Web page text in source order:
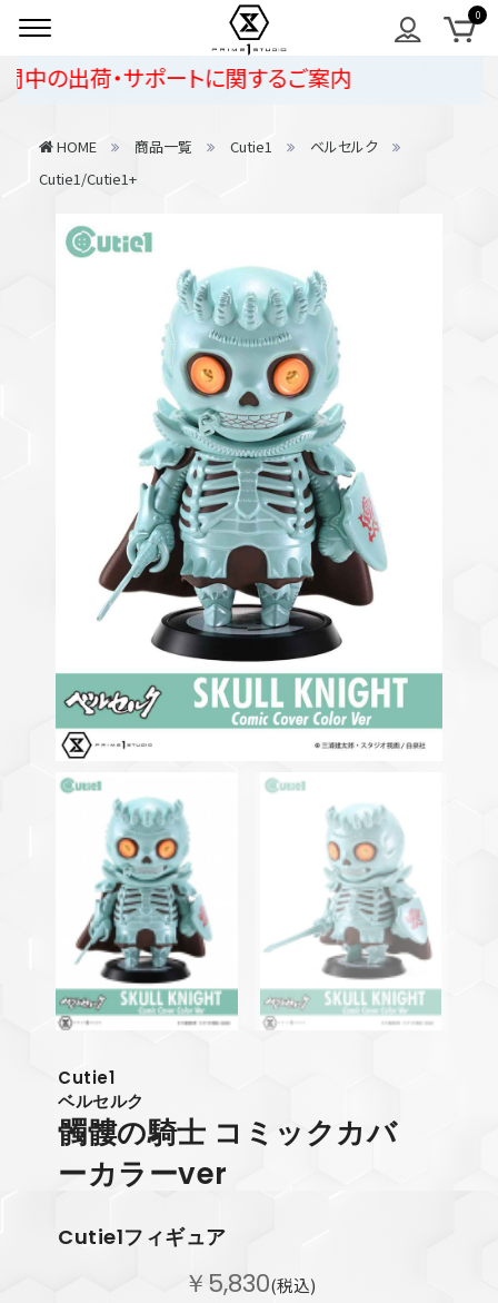
荷・サポートに関するご案内
HOME 商品一覧 Cutie1
ベルセルク
Cutie1/Cutie1+
Cutie1
ベルセルク
髑髏の騎士 コミックカバ
ーカラーver
Cutie1フィギュア
￥5,830(税込)